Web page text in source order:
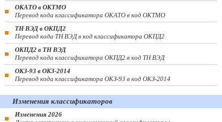
ОКАТО в ОКТМО
Перевод кода классификатора ОКАТО в код ОКТМО
ТН ВЭД в ОКПД2
Перевод кода ТН ВЭД в код классификатора ОКПД2
ОКПД2 в ТН ВЭД
Перевод кода классификатора ОКПД2 в код ТН ВЭД
ОКЗ-93 в ОКЗ-2014
Перевод кода классификатора ОКЗ-93 в код ОКЗ-2014
Изменения классификаторов
Изменения 2026